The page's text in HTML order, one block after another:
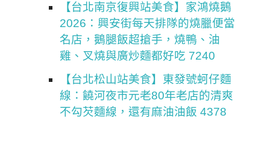
【台北南京復興站美食】家鴻燒鵝
2026：興安街每天排隊的燒臘便當
名店，鵝腿飯超搶手，燒鴨、油
雞、叉燒與廣炒麵都好吃 7240
【台北松山站美食】東發號蚵仔麵
線：饒河夜市元老80年老店的清爽
不勾芡麵線，還有麻油油飯 4378